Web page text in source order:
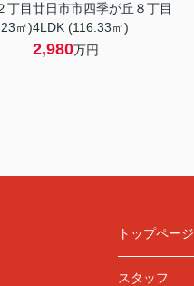
丁目
㎡)
廿日市市四季が丘８丁目
4LDK (116.33㎡)
2,980万円
トップページ
スタッフ